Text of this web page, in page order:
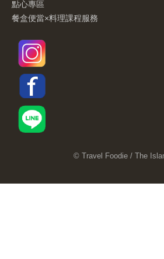
點心專區
餐盒便當×料理課程服務
© Travel Foodie / The